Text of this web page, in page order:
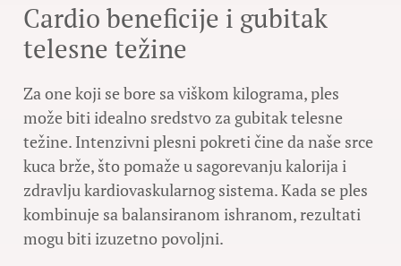
Cardio beneficije i gubitak
telesne težine
Za one koji se bore sa viškom kilograma, ples
može biti idealno sredstvo za gubitak telesne
težine. Intenzivni plesni pokreti čine da naše srce
kuca brže, što pomaže u sagorevanju kalorija i
zdravlju kardiovaskularnog sistema. Kada se ples
kombinuje sa balansiranom ishranom, rezultati
mogu biti izuzetno povoljni.